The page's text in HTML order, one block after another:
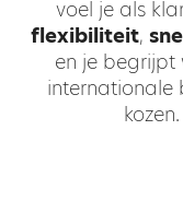
voel je als
flexibiliteit,
en je begrijpt
internationale